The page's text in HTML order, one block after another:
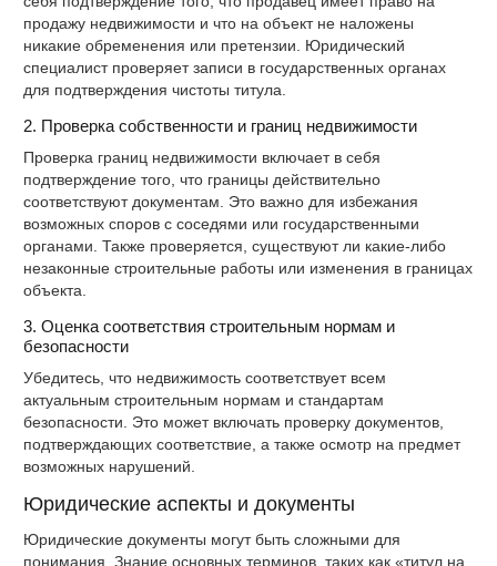
продажу недвижимости и что на объект не наложены
никакие обременения или претензии. Юридический
специалист проверяет записи в государственных органах
для подтверждения чистоты титула.
2. Проверка собственности и границ недвижимости
Проверка границ недвижимости включает в себя
подтверждение того, что границы действительно
соответствуют документам. Это важно для избежания
возможных споров с соседями или государственными
органами. Также проверяется, существуют ли какие-либо
незаконные строительные работы или изменения в границах
объекта.
3. Оценка соответствия строительным нормам и
безопасности
Убедитесь, что недвижимость соответствует всем
актуальным строительным нормам и стандартам
безопасности. Это может включать проверку документов,
подтверждающих соответствие, а также осмотр на предмет
возможных нарушений.
Юридические аспекты и документы
Юридические документы могут быть сложными для
понимания. Знание основных терминов, таких как «титул на